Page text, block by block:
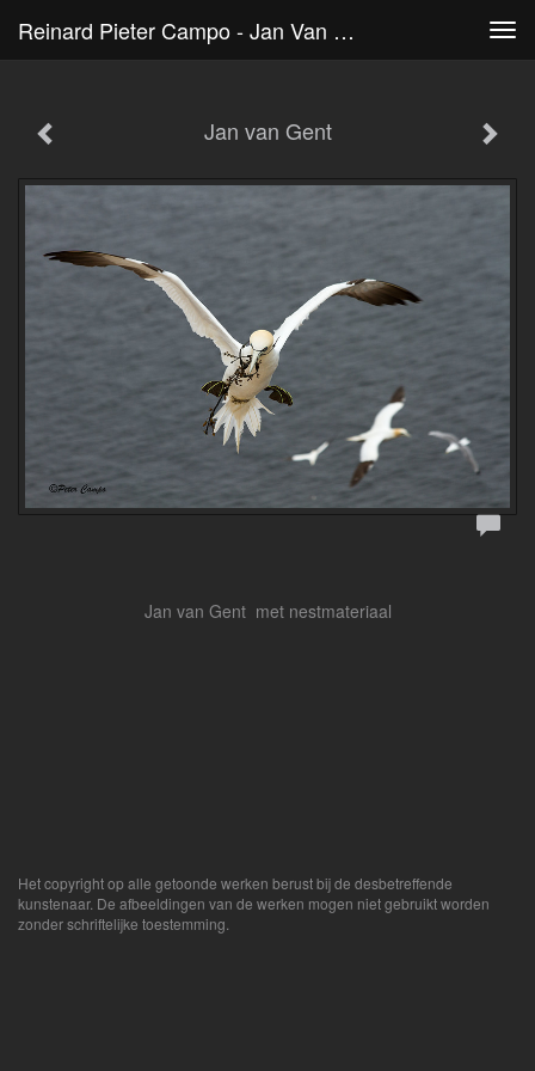
Reinard Pieter Campo - Jan Van Gent
Jan van Gent
Jan van Gent met nestmateriaal
Het copyright op alle getoonde werken berust bij de desbetreffende
kunstenaar. De afbeeldingen van de werken mogen niet gebruikt worden
zonder schriftelijke toestemming.